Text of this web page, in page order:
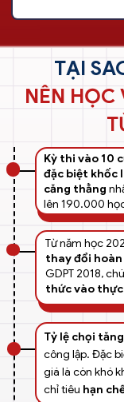
TẠI
NÊN HỌC
Kỳ thi vào 10
đặc biệt khốc
căng thẳng
lên 190.000
Từ năm học
thay đổi
GDPT 2018,
thức vào
Tỷ lệ chọi
công lập. Đặc
giá là còn khó
chỉ tiêu hạn